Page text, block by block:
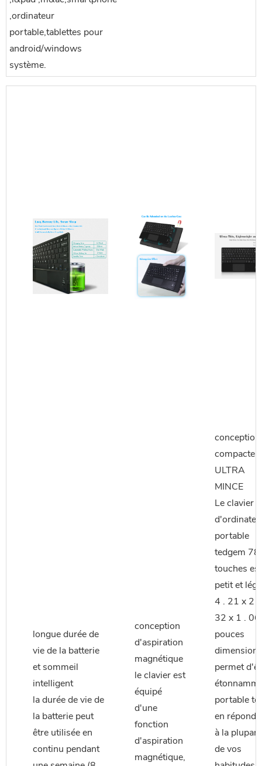
,ordinateur
portable,tablettes pour
android/windows
système.
longue durée de
vie de la batterie
et sommeil
intelligent
la durée de vie de
la batterie peut
être utilisée en
continu pendant
conception
d'aspiration
magnétique
le clavier est
équipé
d'une
fonction
d'aspiration
magnétique,
conception
compacte
ULTRA
MINCE
Le clavier
portable
tedgem 78
touches est
petit et
4 . 21 x 2 .
32 x 1 . 06
pouces
dimension
permet
portable
en
à la plupart
de vos